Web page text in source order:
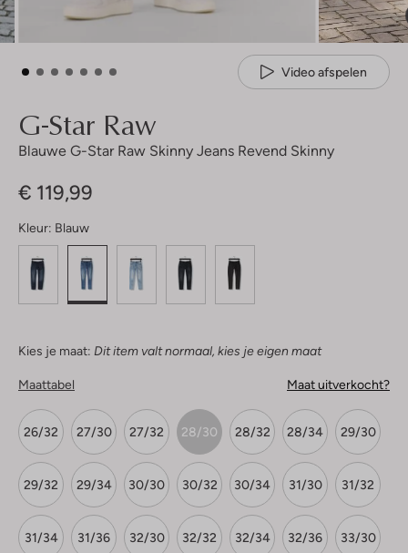
Video afspelen
G-Star Raw
Blauwe G-Star Raw Skinny Jeans Revend Skinny
€ 119,99
Kleur: Blauw
Kies je maat: Dit item valt normaal, kies je eigen maat
Maattabel Maat uitverkocht?
26/32 27/30 27/32 28/30 28/32 28/34 29/30
29/32 29/34 30/30 30/32 30/34 31/30 31/32
31/34 31/36 32/30 32/32 32/34 32/36 33/30